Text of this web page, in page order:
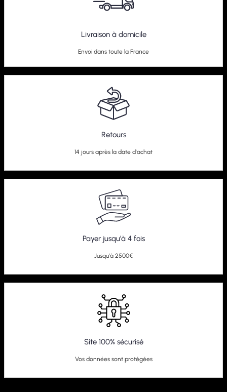
Livraison à domicile
Envoi dans toute la France
Retours
14 jours après la date d'achat
Payer jusqu'à 4 fois
Jusqu'à 2500€
Site 100% sécurisé
Vos données sont protégées